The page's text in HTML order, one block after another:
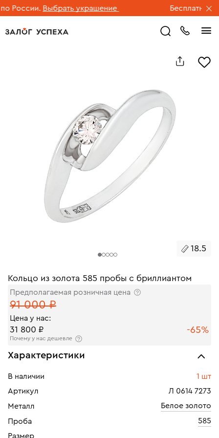
России. Выбрать украшение Бесплатная
18.5
Кольцо из золота 585 пробы с бриллиантом
Предполагаемая розничная цена
91 000 ₽
Цена у нас:
31 800 ₽ -65%
Почему у нас дешевле
Характеристики
В наличии
1 шт
Артикул
Л 0614 7273
Металл
Белое золото
Проба
585
Размер